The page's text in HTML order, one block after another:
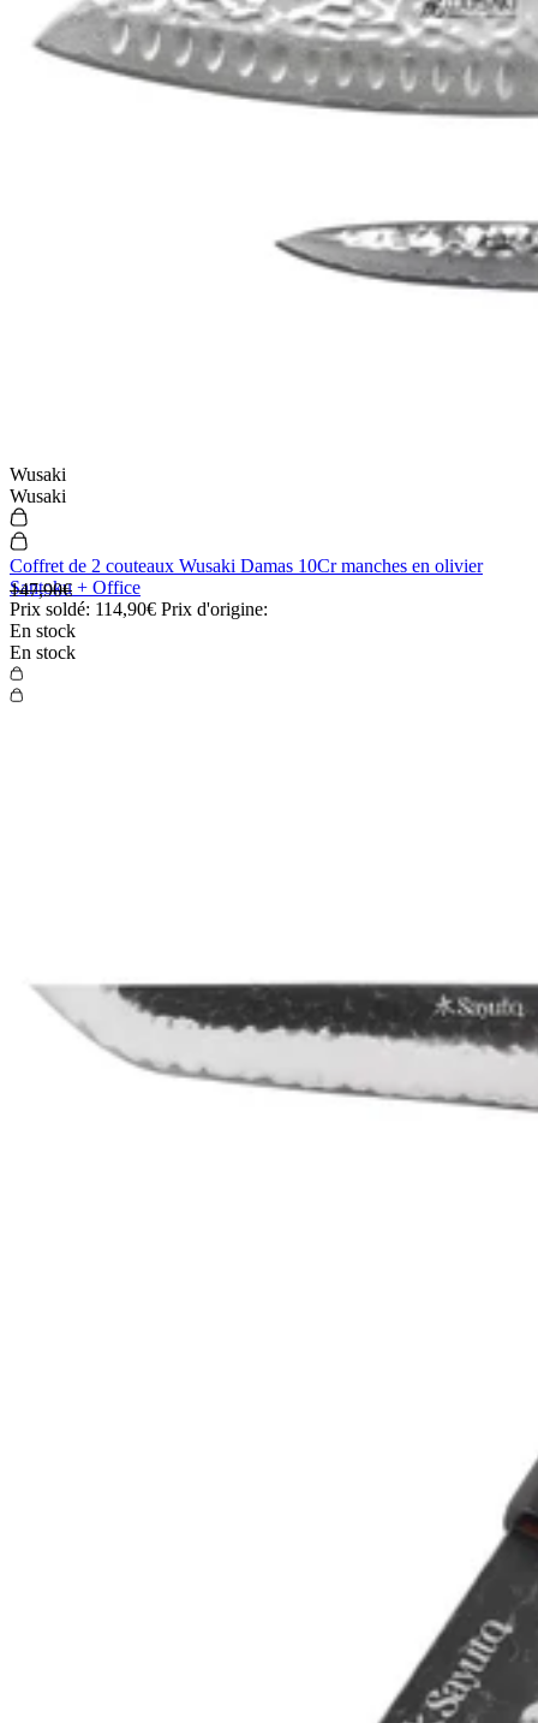
Wusaki
Wusaki
Coffret de 2 couteaux Wusaki Damas 10Cr manches en olivier
Santoku + Office
Prix soldé: 114,90€ Prix d'origine:
147,90€
En stock
En stock